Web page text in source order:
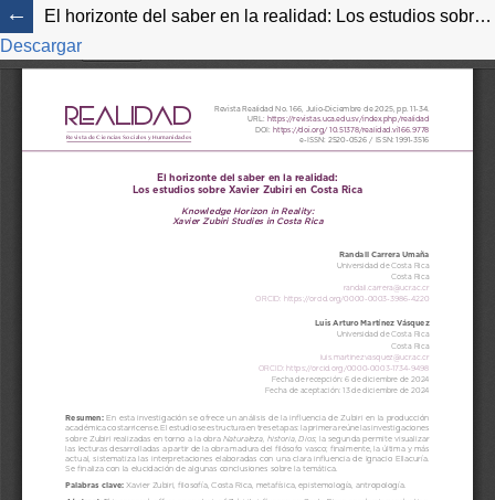
El horizonte del saber en la realidad: Los estudios sobre Xavier Zubiri en Costa Rica
Descargar